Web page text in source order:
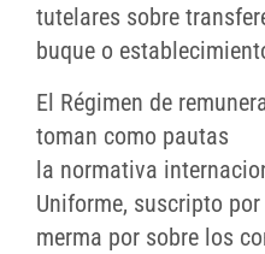
tutelares sobre
buque o
El Régimen de
toman como pautas
la normativa
Uniforme, suscripto
merma por sobre los